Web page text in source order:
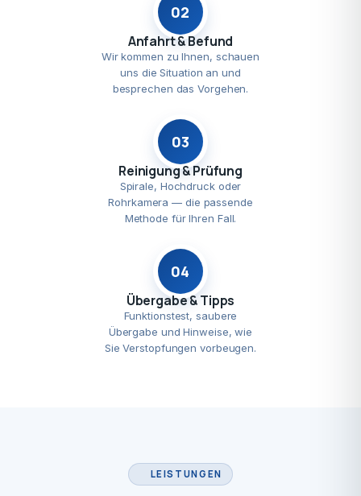
02
Anfahrt & Befund
Wir kommen zu Ihnen, schauen
uns die Situation an und
besprechen das Vorgehen.
03
Reinigung & Prüfung
Spirale, Hochdruck oder
Rohrkamera — die passende
Methode für Ihren Fall.
04
Übergabe & Tipps
Funktionstest, saubere
Übergabe und Hinweise, wie
Sie Verstopfungen vorbeugen.
LEISTUNGEN